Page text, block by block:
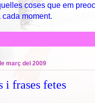
coses que em
moment.
març del 2009
i frases fetes